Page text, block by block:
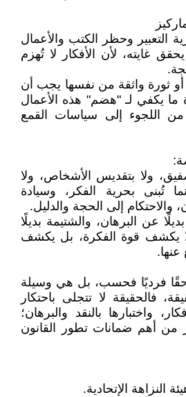
التعبير وحظر الكتب والأعمال
غايته، لأن الأفكار لا تُهزم
ثورة واثقة من نفسها يجب أن
ما يكفي لـ "هضم" هذه الأعمال
من اللجوء إلى سياسات القمع
ولا بتقديس الأشخاص، ولا
تُبنى بحرية الفكر، وسيادة
والاحتكام إلى الحجة والدليل.
عن البرهان، والشتيمة بديلًا
يكشف قوة الفكرة، بل يكشف
حقًا فرديًا فحسب، بل هي وسيلة
فالحقيقة لا تتجلى باحتكار
واختبارها بالنقد والبرهان؛
من أهم ضمانات تطور القانون
النزاهة الإتحادية.